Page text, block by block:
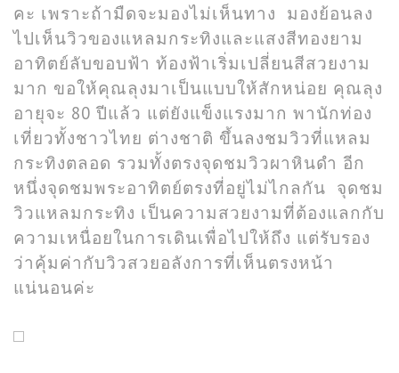
คะ เพราะถ้ามืดจะมองไม่เห็นทาง มองย้อนลง
ไปเห็นวิวของแหลมกระทิงและแสงสีทองยาม
อาทิตย์ลับขอบฟ้า ท้องฟ้าเริ่มเปลี่ยนสีสวยงาม
มาก ขอให้คุณลุงมาเป็นแบบให้สักหน่อย คุณลุง
อายุจะ 80 ปีแล้ว แต่ยังแข็งแรงมาก พานักท่อง
เที่ยวทั้งชาวไทย ต่างชาติ ขึ้นลงชมวิวที่แหลม
กระทิงตลอด รวมทั้งตรงจุดชมวิวผาหินดำ อีก
หนึ่งจุดชมพระอาทิตย์ตรงที่อยู่ไม่ไกลกัน จุดชม
วิวแหลมกระทิง เป็นความสวยงามที่ต้องแลกกับ
ความเหนื่อยในการเดินเพื่อไปให้ถึง แต่รับรอง
ว่าคุ้มค่ากับวิวสวยอลังการที่เห็นตรงหน้า
แน่นอนค่ะ